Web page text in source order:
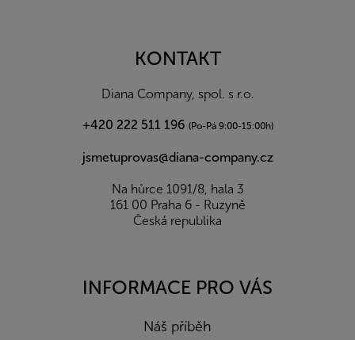
KONTAKT
Diana Company, spol. s r.o.
+420 222 511 196 (Po-Pá 9:00-15:00h)
jsmetuprovas@diana-company.cz
Na hůrce 1091/8, hala 3
161 00 Praha 6 - Ruzyně
Česká republika
INFORMACE PRO VÁS
Náš příběh